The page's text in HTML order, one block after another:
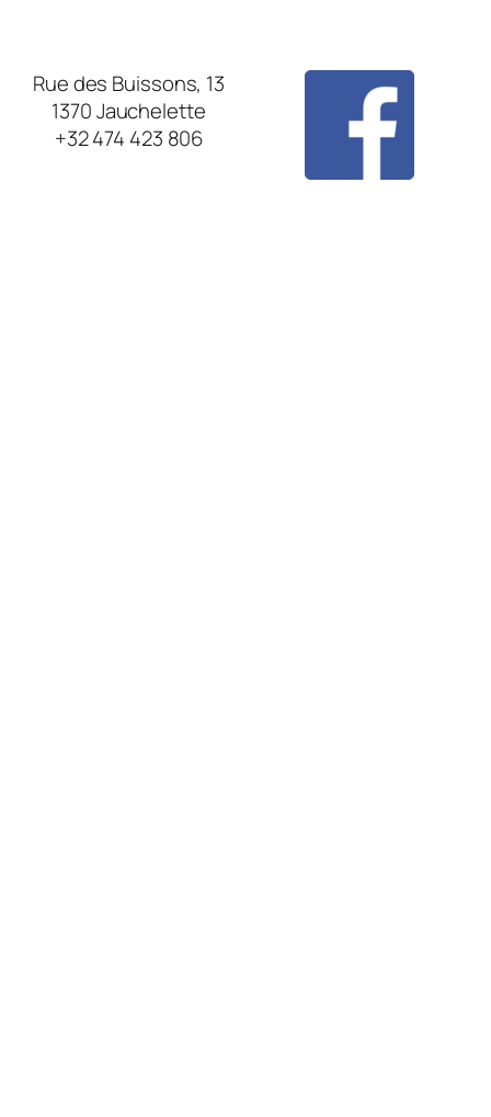
Rue des Buissons, 13
1370 Jauchelette
+32 474 423 806